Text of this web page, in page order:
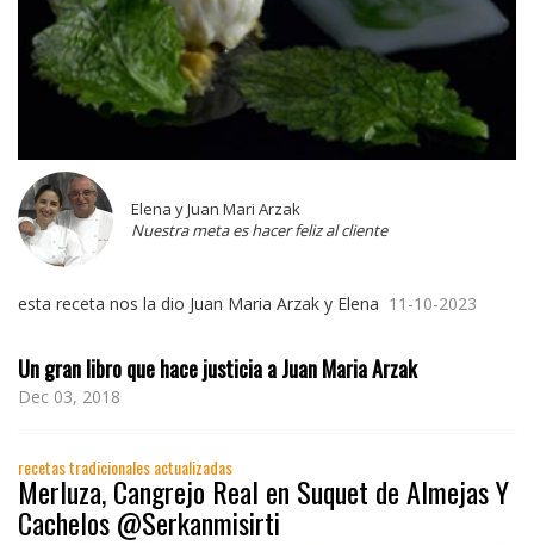
Elena y Juan Mari Arzak
Nuestra meta es hacer feliz al cliente
esta receta nos la dio Juan Maria Arzak y Elena 11-10-2023
Un gran libro que hace justicia a Juan Maria Arzak
Dec 03, 2018
recetas tradicionales actualizadas
Merluza, Cangrejo Real en Suquet de Almejas Y
Cachelos @Serkanmisirti